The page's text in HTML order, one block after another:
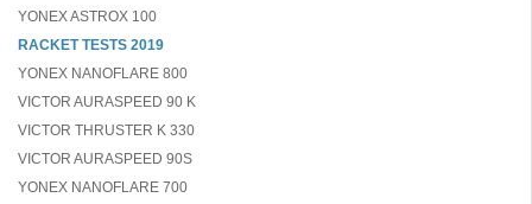
YONEX ASTROX 100
RACKET TESTS 2019
YONEX NANOFLARE 800
VICTOR AURASPEED 90 K
VICTOR THRUSTER K 330
VICTOR AURASPEED 90S
YONEX NANOFLARE 700